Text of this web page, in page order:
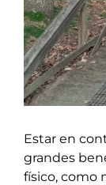
Estar en
grandes
físico, como